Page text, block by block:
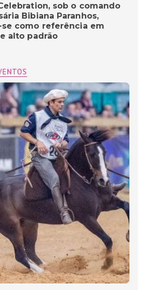
sob o comando
Bibiana Paranhos,
como referência em
alto padrão